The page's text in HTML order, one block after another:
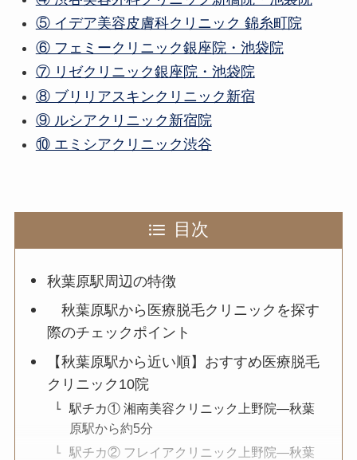
⑤ イデア美容皮膚科クリニック 錦糸町院
⑥ フェミークリニック銀座院・池袋院
⑦ リゼクリニック銀座院・池袋院
⑧ ブリリアスキンクリニック新宿
⑨ ルシアクリニック新宿院
⑩ エミシアクリニック渋谷
目次
秋葉原駅周辺の特徴
秋葉原駅から医療脱毛クリニックを探す
際のチェックポイント
【秋葉原駅から近い順】おすすめ医療脱毛
クリニック10院
駅チカ① 湘南美容クリニック上野院—秋葉
原駅から約5分
駅チカ② フレイアクリニック上野院—秋葉